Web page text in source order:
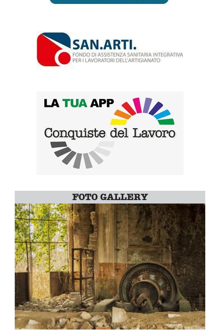
FOTO GALLERY